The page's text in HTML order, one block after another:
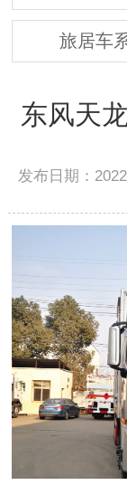
旅居车
东风天
发布日期：